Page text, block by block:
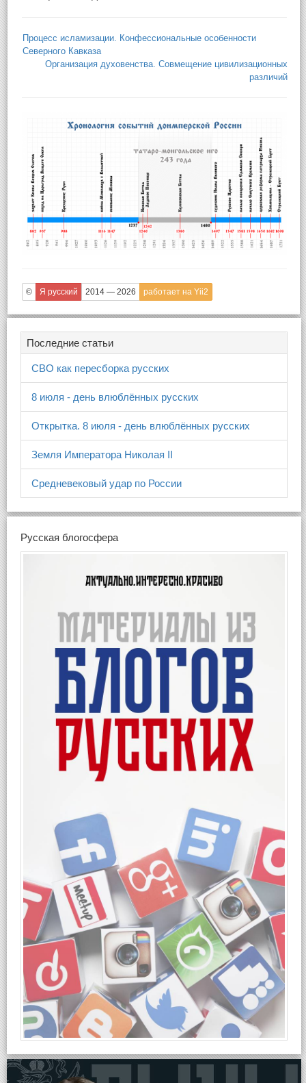
Процесс исламизации. Конфессиональные особенности
Северного Кавказа
Организация духовенства. Совмещение цивилизационных
различий
© Я русский 2014 — 2026 работает на Yii2
Последние статьи
СВО как пересборка русских
8 июля - день влюблённых русских
Открытка. 8 июля - день влюблённых русских
Земля Императора Николая II
Средневековый удар по России
Русская блогосфера